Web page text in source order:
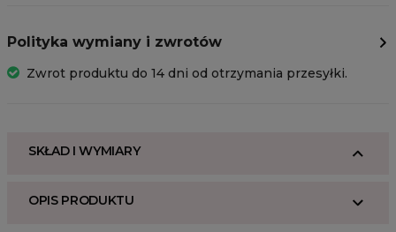
Polityka wymiany i zwrotów
Zwrot produktu do 14 dni od otrzymania przesyłki.
SKŁAD I WYMIARY
OPIS PRODUKTU